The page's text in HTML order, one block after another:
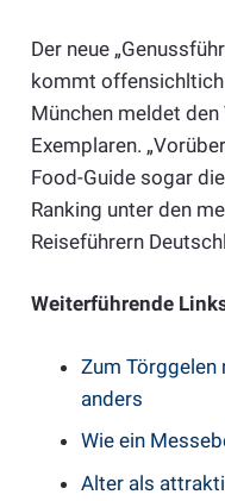
Der neue
kommt offensichltich
München meldet
Exemplaren.
Food-Guide sogar
Ranking unter den
Reiseführern
Weiterführende
Zum Törggelen
anders
Wie ein
Alter als